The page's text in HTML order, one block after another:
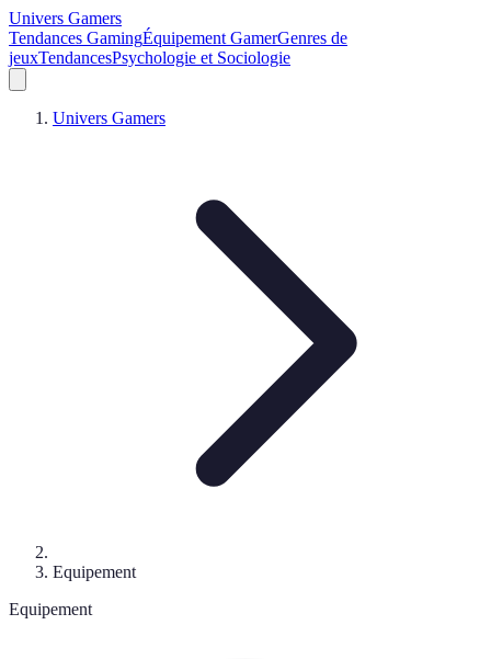
Univers Gamers
Tendances GamingÉquipement GamerGenres de
jeuxTendancesPsychologie et Sociologie
Univers Gamers
Equipement
Equipement